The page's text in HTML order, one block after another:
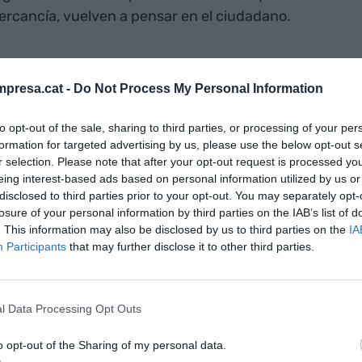
- Do Not Process My Personal Information
opt-out of the sale, sharing to third parties, or processing of your
for targeted advertising by us, please use the below opt-out
selection. Please note that after your opt-out request is processed
interest-based ads based on personal information utilized by us
to third parties prior to your opt-out. You may separately
of your personal information by third parties on the IAB’s list of
This information may also be disclosed by us to third parties on the
Participants that may further disclose it to other third parties.
Data Processing Opt Outs
opt-out of the Sharing of my personal data.
vuelven a pensar en el ciudadano.
ante la situación de tener que gestionar
no ha formado parte de alguna campaña, sorteo
información suya? Esta misma pregunta se
quien responde con una altura de
son parte de nuestro día a día y quizás todavía
Y es que el simple hecho de
información. "La antiguaLey Orgánica de
pero que ahora se hace una pasa
el cofundador de DribiaData Research,
trabajarán los datos. E incluye por primera vez
y a la transparencia.
sabría cuando trabajáis, donde trabajáis,